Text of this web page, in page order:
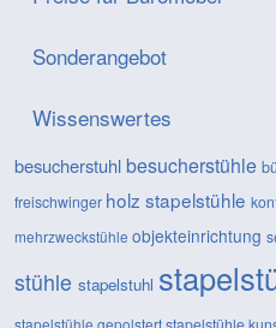
Sonderangebot
Wissenswertes
besucherstuhlbesucherstühle
freischwinger holz stapelstühle
mehrzweckstühle objekteinrichtung
stühle stapelstuhl
stapelstühle gepolstertstapelstühle